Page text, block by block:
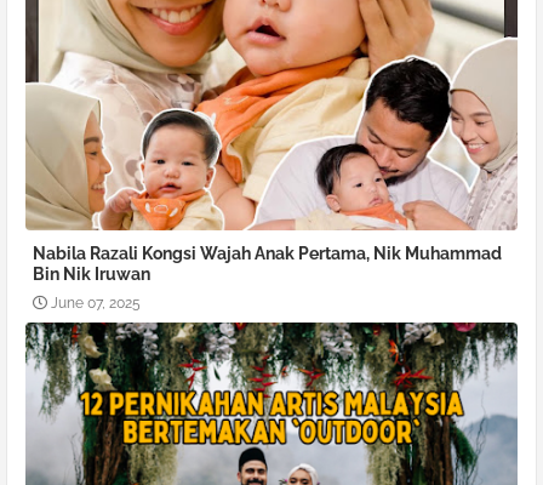
Nabila Razali Kongsi Wajah Anak Pertama, Nik Muhammad
Bin Nik Iruwan
June 07, 2025